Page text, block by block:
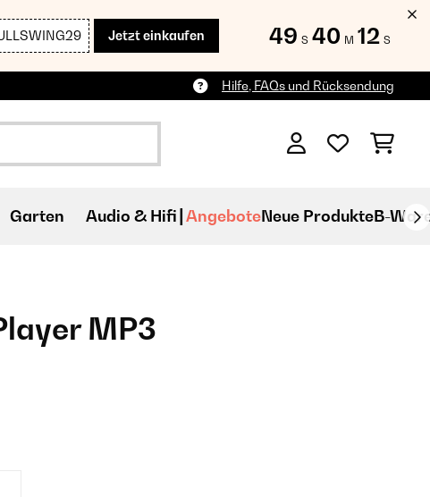
Jetzt einkaufen 49 S 40 M 11 S
Hilfe, FAQs und Rücksendung
Garten Audio & Hifi AngeboteNeue ProdukteB-
MP3